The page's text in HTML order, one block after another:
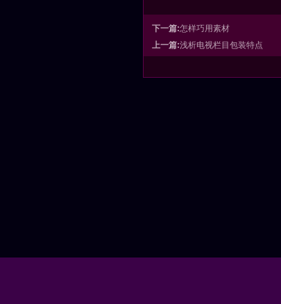
下一篇:怎样巧用素材
上一篇:浅析电视栏目包装特点